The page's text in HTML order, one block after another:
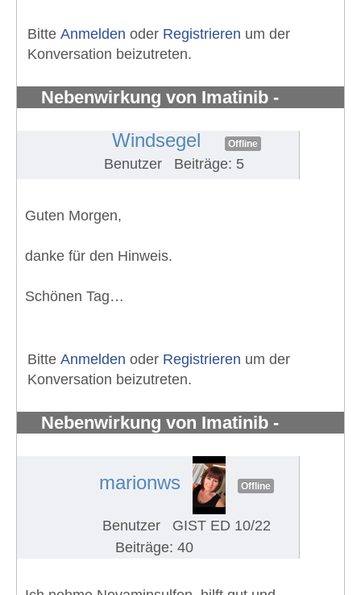
Bitte Anmelden oder Registrieren um der
Konversation beizutreten.
Nebenwirkung von Imatinib -
Windsegel Offline
Benutzer Beiträge: 5
Guten Morgen,
danke für den Hinweis.
Schönen Tag…
Bitte Anmelden oder Registrieren um der
Konversation beizutreten.
Nebenwirkung von Imatinib -
marionws Offline
Benutzer
GIST ED 10/22
Beiträge: 40